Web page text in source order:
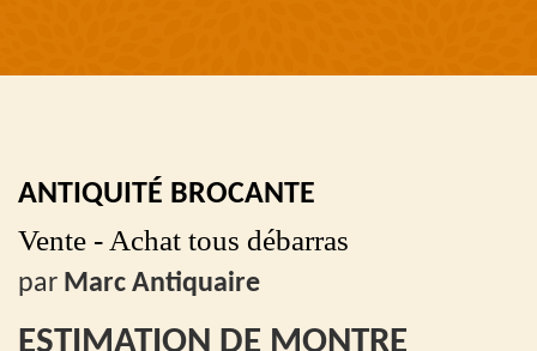
ANTIQUITÉ BROCANTE
Vente - Achat tous débarras
par Marc Antiquaire
ESTIMATION DE MONTRE